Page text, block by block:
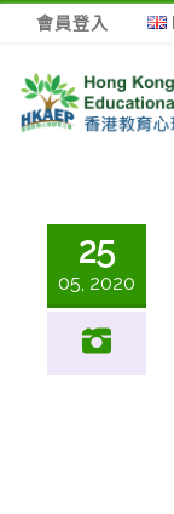
會員登入
25
05, 2020